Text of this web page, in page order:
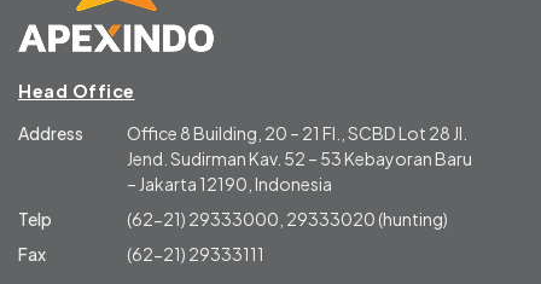
Head Office
Address
Office 8 Building, 20 – 21 Fl., SCBD Lot 28 Jl.
Jend. Sudirman Kav. 52 – 53 Kebayoran Baru
– Jakarta 12190, Indonesia
Telp
(62-21) 29333000, 29333020 (hunting)
Fax
(62-21) 29333111